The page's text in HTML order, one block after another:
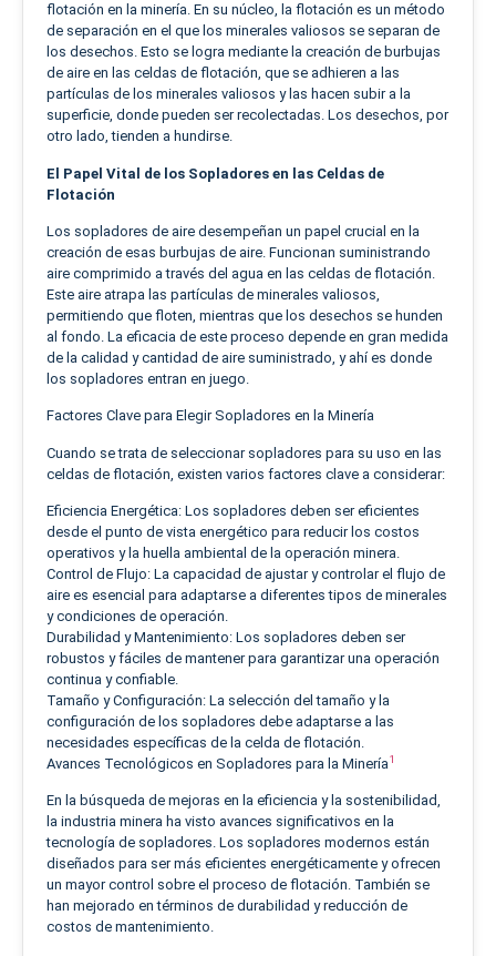
flotación en la minería. En su núcleo, la flotación es un método
de separación en el que los minerales valiosos se separan de
los desechos. Esto se logra mediante la creación de burbujas
de aire en las celdas de flotación, que se adhieren a las
partículas de los minerales valiosos y las hacen subir a la
superficie, donde pueden ser recolectadas. Los desechos, por
otro lado, tienden a hundirse.
El Papel Vital de los Sopladores en las Celdas de
Flotación
Los sopladores de aire desempeñan un papel crucial en la
creación de esas burbujas de aire. Funcionan suministrando
aire comprimido a través del agua en las celdas de flotación.
Este aire atrapa las partículas de minerales valiosos,
permitiendo que floten, mientras que los desechos se hunden
al fondo. La eficacia de este proceso depende en gran medida
de la calidad y cantidad de aire suministrado, y ahí es donde
los sopladores entran en juego.
Factores Clave para Elegir Sopladores en la Minería
Cuando se trata de seleccionar sopladores para su uso en las
celdas de flotación, existen varios factores clave a considerar:
Eficiencia Energética: Los sopladores deben ser eficientes
desde el punto de vista energético para reducir los costos
operativos y la huella ambiental de la operación minera.
Control de Flujo: La capacidad de ajustar y controlar el flujo de
aire es esencial para adaptarse a diferentes tipos de minerales
y condiciones de operación.
Durabilidad y Mantenimiento: Los sopladores deben ser
robustos y fáciles de mantener para garantizar una operación
continua y confiable.
Tamaño y Configuración: La selección del tamaño y la
configuración de los sopladores debe adaptarse a las
necesidades específicas de la celda de flotación.
Avances Tecnológicos en Sopladores para la Minería1
En la búsqueda de mejoras en la eficiencia y la sostenibilidad,
la industria minera ha visto avances significativos en la
tecnología de sopladores. Los sopladores modernos están
diseñados para ser más eficientes energéticamente y ofrecen
un mayor control sobre el proceso de flotación. También se
han mejorado en términos de durabilidad y reducción de
costos de mantenimiento.